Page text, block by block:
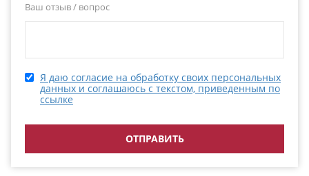
Ваш отзыв / вопрос
Я даю согласие на обработку своих персональных
данных и соглашаюсь с текстом, приведенным по
ссылке